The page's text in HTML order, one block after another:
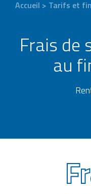
Accueil > Tarifs et
Frais de
au